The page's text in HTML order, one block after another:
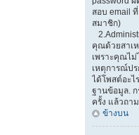
สอบ email
สมาชิก)
คุณด้วยสาเ
เพราะคุณไม่
เหตุการณ์ป
ได้โพสต์อะไ
ฐานข้อมูล.
ครั้ง แล้วถา
ข้างบน